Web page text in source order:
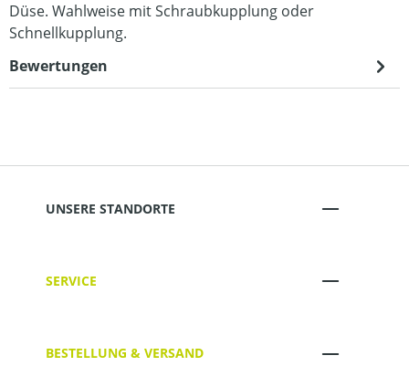
Düse. Wahlweise mit Schraubkupplung oder
Schnellkupplung.
Bewertungen
UNSERE STANDORTE
SERVICE
BESTELLUNG & VERSAND